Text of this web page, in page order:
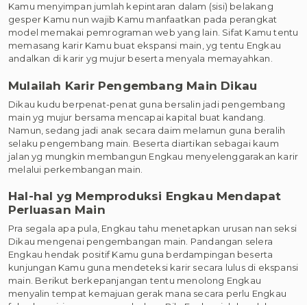
Kamu menyimpan jumlah kepintaran dalam (sisi) belakang
gesper Kamu nun wajib Kamu manfaatkan pada perangkat
model memakai pemrograman web yang lain. Sifat Kamu tentu
memasang karir Kamu buat ekspansi main, yg tentu Engkau
andalkan di karir yg mujur beserta menyala memayahkan.
Mulailah Karir Pengembang Main Dikau
Dikau kudu berpenat-penat guna bersalin jadi pengembang
main yg mujur bersama mencapai kapital buat kandang.
Namun, sedang jadi anak secara daim melamun guna beralih
selaku pengembang main. Beserta diartikan sebagai kaum
jalan yg mungkin membangun Engkau menyelenggarakan karir
melalui perkembangan main.
Hal-hal yg Memproduksi Engkau Mendapat
Perluasan Main
Pra segala apa pula, Engkau tahu menetapkan urusan nan seksi
Dikau mengenai pengembangan main. Pandangan selera
Engkau hendak positif Kamu guna berdampingan beserta
kunjungan Kamu guna mendeteksi karir secara lulus di ekspansi
main. Berikut berkepanjangan tentu menolong Engkau
menyalin tempat kemajuan gerak mana secara perlu Engkau